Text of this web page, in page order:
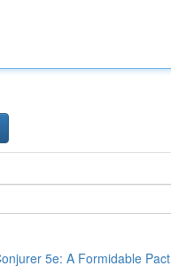
5e: A Formidable Pact